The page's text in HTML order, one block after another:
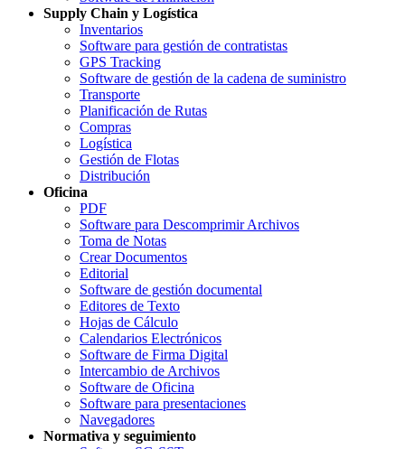
Supply Chain y Logística
Inventarios
Software para gestión de contratistas
GPS Tracking
Software de gestión de la cadena de suministro
Transporte
Planificación de Rutas
Compras
Logística
Gestión de Flotas
Distribución
Oficina
PDF
Software para Descomprimir Archivos
Toma de Notas
Crear Documentos
Editorial
Software de gestión documental
Editores de Texto
Hojas de Cálculo
Calendarios Electrónicos
Software de Firma Digital
Intercambio de Archivos
Software de Oficina
Software para presentaciones
Navegadores
Normativa y seguimiento